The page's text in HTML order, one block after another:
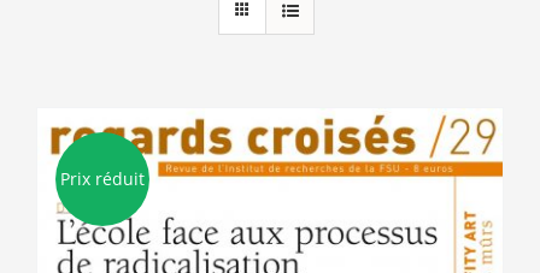
Prix réduit